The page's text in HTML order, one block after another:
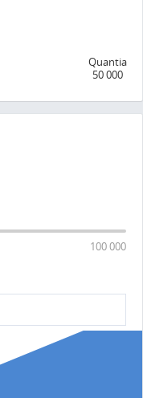
Quantia
50 000
100 000